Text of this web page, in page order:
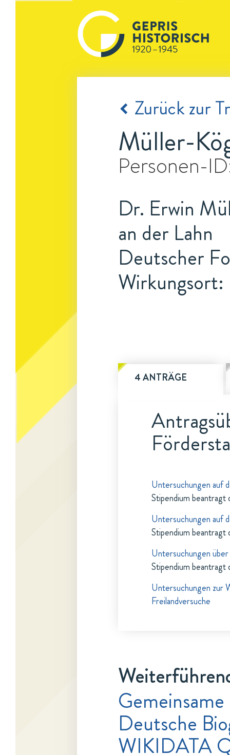
Zurück zur
Müller-
Personen-
Dr. Erwin
an der Lahn
Deutscher
Wirkungsort:
4 ANTRÄGE
Untersuchungen auf
Stipendium beantragt
Untersuchungen auf
Stipendium beantragt
Untersuchungen
Stipendium beantragt
Untersuchungen zur
Freilandversuche
Deutsche
WIKIDATA